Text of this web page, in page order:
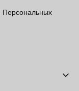
Персональных